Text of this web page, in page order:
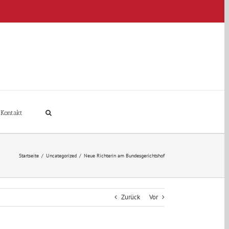
Kontakt
Startseite / Uncategorized / Neue Richterin am Bundesgerichtshof
Zurück Vor